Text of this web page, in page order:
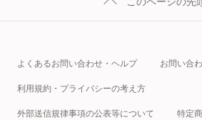
よくあるお問い合わせ・ヘルプ お問い合
利用規約・プライバシーの考え方
外部送信規律事項の公表等について 特定